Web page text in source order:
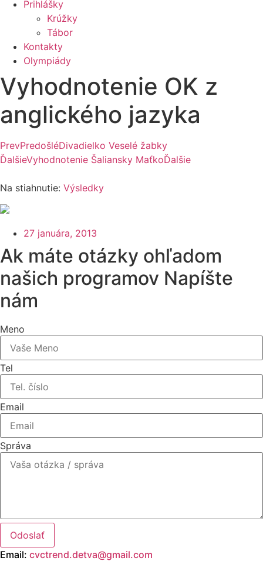
Prihlášky
Krúžky
Tábor
Kontakty
Olympiády
Vyhodnotenie OK z
anglického jazyka
PrevPredošléDivadielko Veselé žabky
ĎalšieVyhodnotenie Šaliansky MaťkoĎalšie
Na stiahnutie: Výsledky
27 januára, 2013
Ak máte otázky ohľadom
našich programov Napíšte
nám
Meno
Tel
Email
Správa
Odoslať
Email: cvctrend.detva@gmail.com